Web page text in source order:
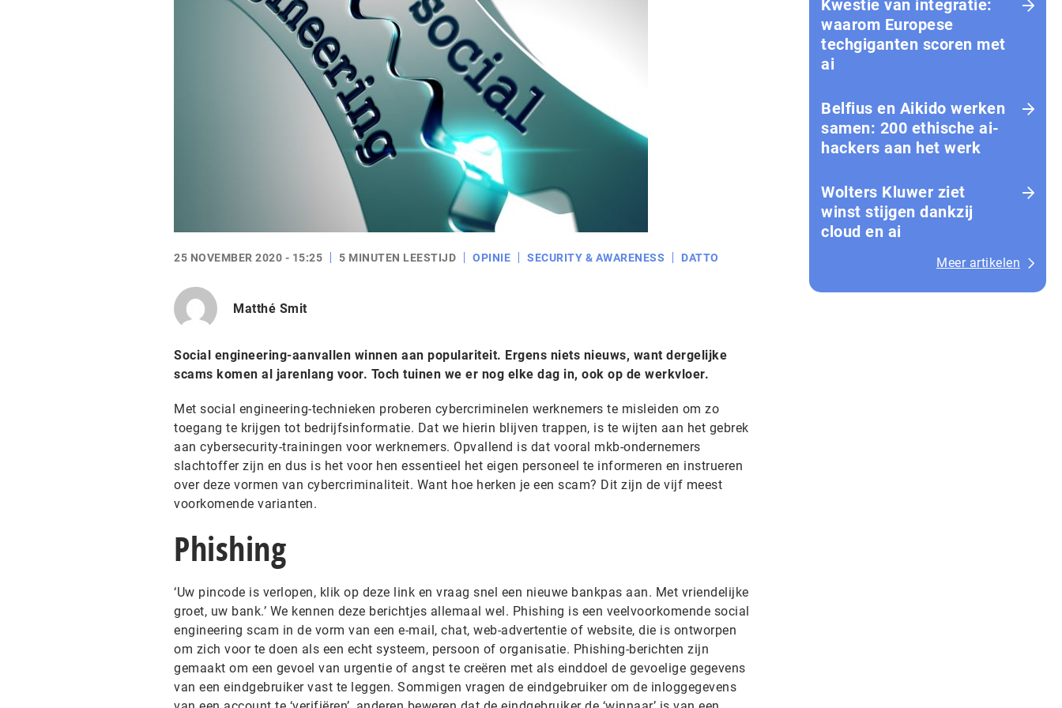
25 NOVEMBER 2020 - 15:25 5 MINUTEN LEESTIJD OPINIE SECURITY & AWARENESS DATTO
Matthé Smit
Social engineering-aanvallen winnen aan populariteit. Ergens niets nieuws, want dergelijke
scams komen al jarenlang voor. Toch tuinen we er nog elke dag in, ook op de werkvloer.
Met social engineering-technieken proberen cybercriminelen werknemers te misleiden om zo
toegang te krijgen tot bedrijfsinformatie. Dat we hierin blijven trappen, is te wijten aan het gebrek
aan cybersecurity-trainingen voor werknemers. Opvallend is dat vooral mkb-ondernemers
slachtoffer zijn en dus is het voor hen essentieel het eigen personeel te informeren en instrueren
over deze vormen van cybercriminaliteit. Want hoe herken je een scam? Dit zijn de vijf meest
voorkomende varianten.
Phishing
‘Uw pincode is verlopen, klik op deze link en vraag snel een nieuwe bankpas aan. Met vriendelijke
groet, uw bank.’ We kennen deze berichtjes allemaal wel. Phishing is een veelvoorkomende social
engineering scam in de vorm van een e-mail, chat, web-advertentie of website, die is ontworpen
om zich voor te doen als een echt systeem, persoon of organisatie. Phishing-berichten zijn
gemaakt om een gevoel van urgentie of angst te creëren met als einddoel de gevoelige gegevens
van een eindgebruiker vast te leggen. Sommigen vragen de eindgebruiker om de inloggegevens
Kwestie van integratie:
waarom Europese
techgiganten scoren met
ai
Belfius en Aikido werken
samen: 200 ethische ai-
hackers aan het werk
Wolters Kluwer ziet
winst stijgen dankzij
cloud en ai
Meer artikelen